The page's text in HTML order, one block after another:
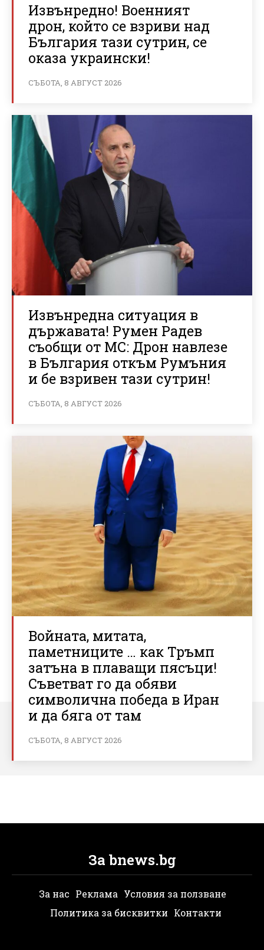
Извънредно! Военният
дрон, който се взриви над
България тази сутрин, се
оказа украински!
СЪБОТА, 8 АВГУСТ 2026
Извънредна ситуация в
държавата! Румен Радев
съобщи от МС: Дрон навлезе
в България откъм Румъния
и бе взривен тази сутрин!
СЪБОТА, 8 АВГУСТ 2026
Войната, митата,
паметниците … как Тръмп
затъна в плаващи пясъци!
Съветват го да обяви
символична победа в Иран
и да бяга от там
СЪБОТА, 8 АВГУСТ 2026
За bnews.bg
За нас Реклама Условия за ползване
Политика за бисквитки Контакти